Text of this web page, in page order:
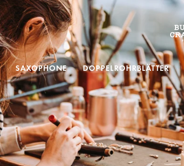
SAXOPHONE DOPPELROHRBLÄTTER